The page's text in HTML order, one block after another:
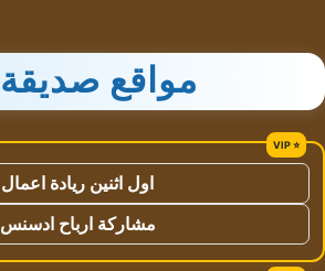
مواقع صديقة
اول اثنين ريادة اعمال
مشاركة ارباح ادسنس